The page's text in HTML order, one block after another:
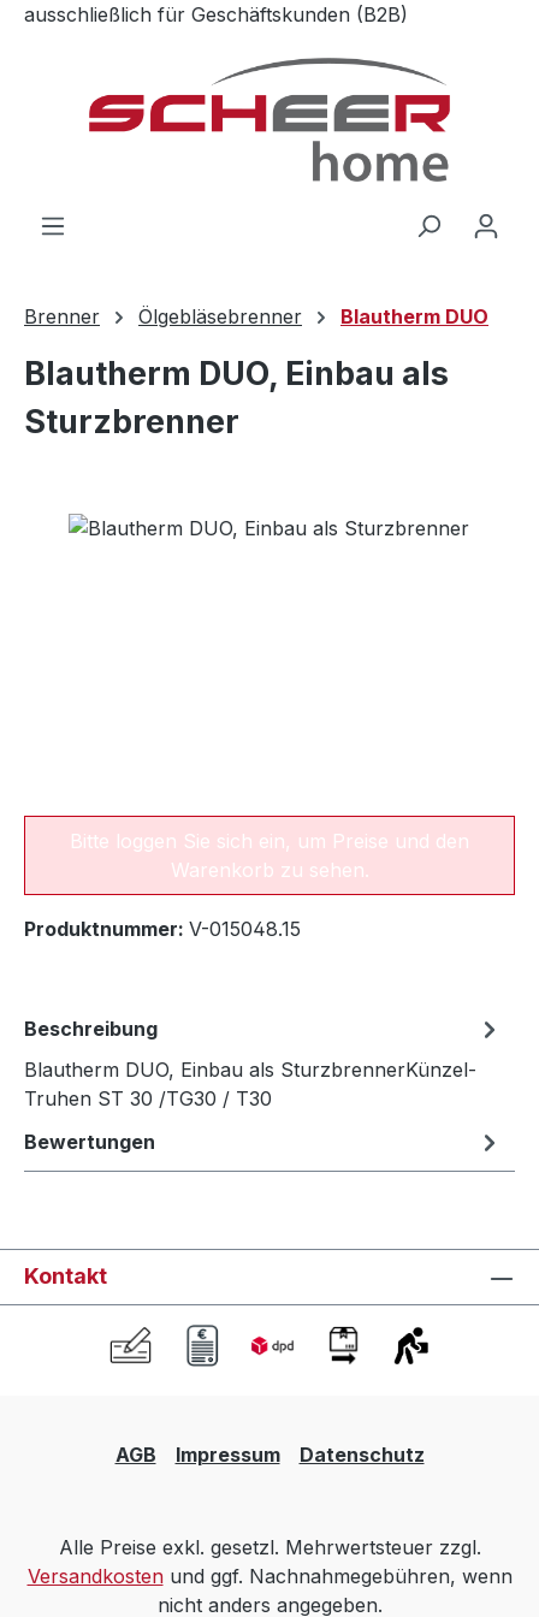
Zum Hauptinhalt springen
ausschließlich für Geschäftskunden (B2B)
Brenner Ölgebläsebrenner Blautherm DUO
Blautherm DUO, Einbau als
Sturzbrenner
Bildergalerie überspringen
Bitte loggen Sie sich ein, um Preise und den
Warenkorb zu sehen.
Produktnummer: V-015048.15
Beschreibung
Blautherm DUO, Einbau als SturzbrennerKünzel-
Truhen ST 30 /TG30 / T30
Bewertungen
Kontakt
AGB Impressum Datenschutz
Alle Preise exkl. gesetzl. Mehrwertsteuer zzgl.
Versandkostenund ggf. Nachnahmegebühren, wenn
nicht anders angegeben.